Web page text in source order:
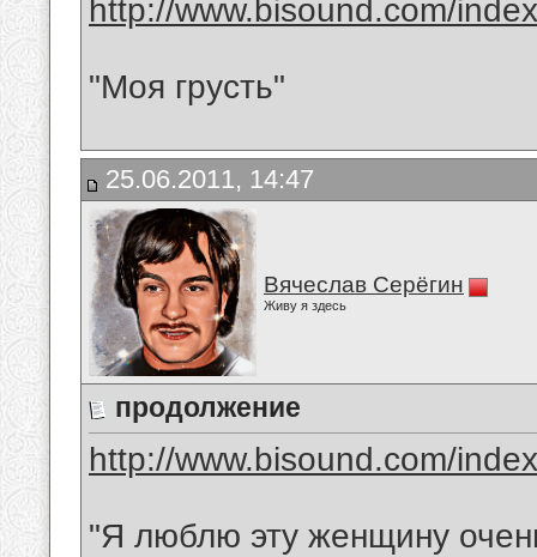
http://www.bisound.com/
"Моя грусть"
25.06.2011, 14:47
Вячеслав Серёгин
Живу я здесь
продолжение
http://www.bisound.com/
"Я люблю эту женщину